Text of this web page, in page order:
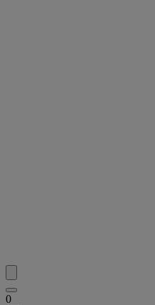
0